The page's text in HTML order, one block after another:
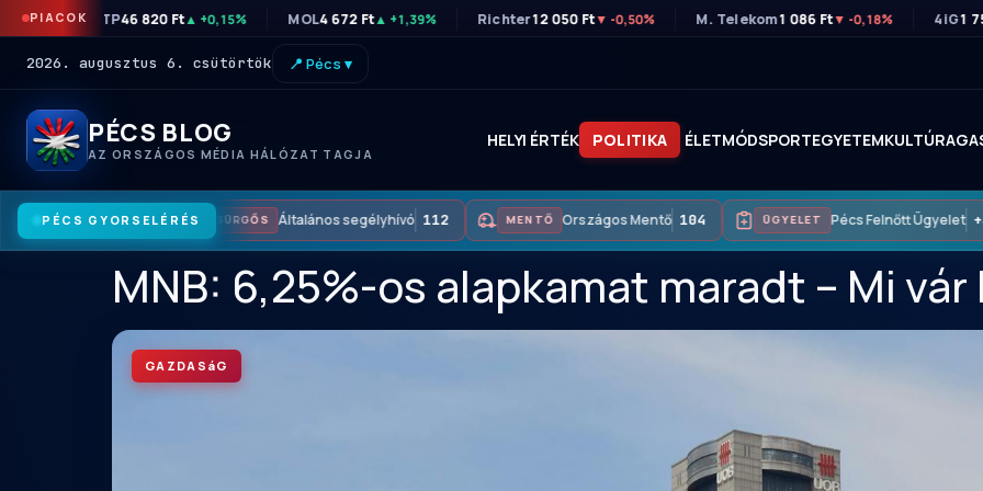
PIACOK OTP46 820 Ft▲ +0,15% MOL4 672 Ft▲ +1,39% Richter12 050 Ft▼ -0,50% M. Telekom1 086 Ft▼ -0,18% 4iG1
2026. augusztus 6. csütörtök 📍 Pécs ▾
PÉCS BLOG
AZ ORSZÁGOS MÉDIA HÁLÓZAT TAGJA
HELYI ÉRTÉK POLITIKA ÉLETMÓDSPORTEGYETEMKULTÚRA
PÉCS GYORSELÉRÉS SÜRGŐS Általános segélyhívó 112 MENTŐ Országos Mentő 104 ÜGYELET Pécs Felnőtt Ügyelet
MNB: 6,25%-os alapkamat maradt – Mi vár
GAZDASáG